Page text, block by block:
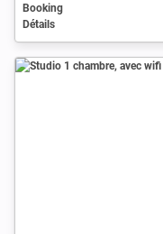
Booking
Détails